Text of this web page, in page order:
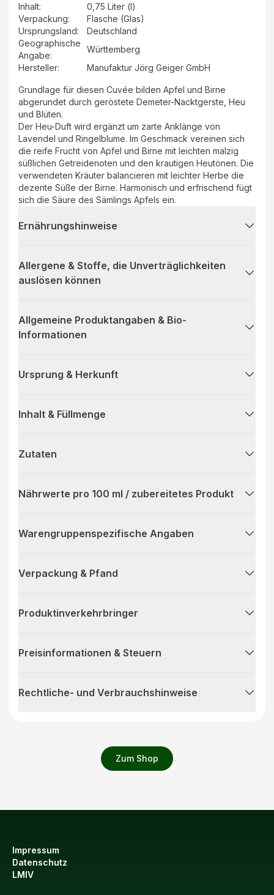
Zum Shop
Inhalt:
0,75 Liter (l)
Verpackung:
Flasche (Glas)
Ursprungsland:
Deutschland
Geographische
Angabe:
Württemberg
Hersteller: Manufaktur Jörg Geiger GmbH
Grundlage für diesen Cuvée bilden Apfel und Birne
abgerundet durch geröstete Demeter-Nacktgerste, Heu
und Blüten.
Der Heu-Duft wird ergänzt um zarte Anklänge von
Lavendel und Ringelblume. Im Geschmack vereinen sich
die reife Frucht von Apfel und Birne mit leichten malzig
süßlichen Getreidenoten und den krautigen Heutönen. Die
verwendeten Kräuter balancieren mit leichter Herbe die
dezente Süße der Birne. Harmonisch und erfrischend fügt
sich die Säure des Sämlings Apfels ein.
Ernährungshinweise
Allergene & Stoffe, die Unverträglichkeiten
auslösen können
Allgemeine Produktangaben & Bio-
Informationen
Ursprung & Herkunft
Inhalt & Füllmenge
Zutaten
Nährwerte pro 100 ml / zubereitetes Produkt
Warengruppenspezifische Angaben
Verpackung & Pfand
Produktinverkehrbringer
Preisinformationen & Steuern
Rechtliche- und Verbrauchshinweise
Impressum
Datenschutz
LMIV